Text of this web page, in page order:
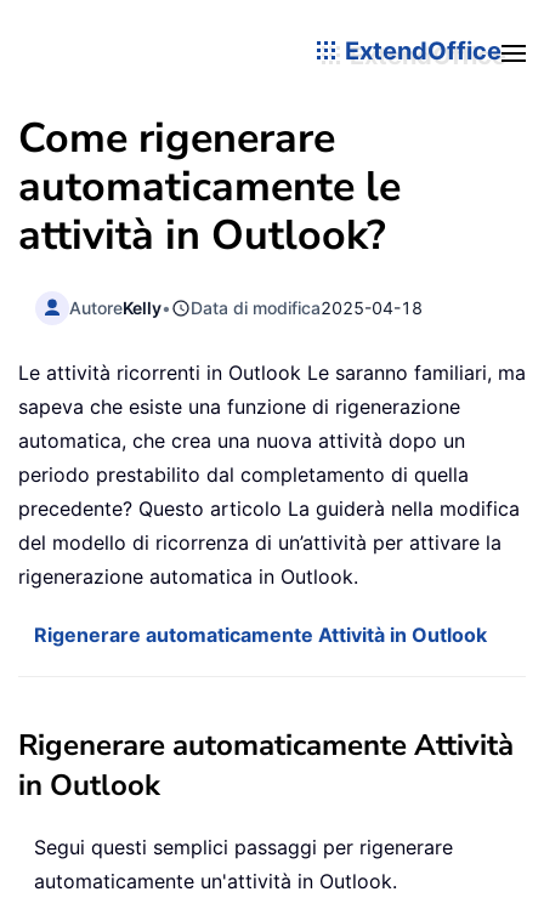
ExtendOffice
Come rigenerare
automaticamente le
attività in Outlook?
AutoreKelly• Data di modifica2025-04-18
Le attività ricorrenti in Outlook Le saranno familiari, ma
sapeva che esiste una funzione di rigenerazione
automatica, che crea una nuova attività dopo un
periodo prestabilito dal completamento di quella
precedente? Questo articolo La guiderà nella modifica
del modello di ricorrenza di un’attività per attivare la
rigenerazione automatica in Outlook.
Rigenerare automaticamente Attività in Outlook
Rigenerare automaticamente Attività
in Outlook
Segui questi semplici passaggi per rigenerare
automaticamente un'attività in Outlook.